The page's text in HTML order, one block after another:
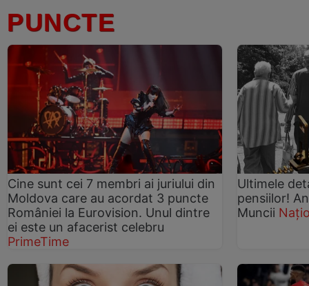
PUNCTE
Cine sunt cei 7 membri ai juriului din
Moldova care au acordat 3 puncte
României la Eurovision. Unul dintre
ei este un afacerist celebru
PrimeTime
Ultimele
pensiilor!
Muncii